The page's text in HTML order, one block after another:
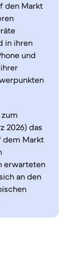
den Markt
in ihren
und
2026) das
dem Markt
erwarteten
an den